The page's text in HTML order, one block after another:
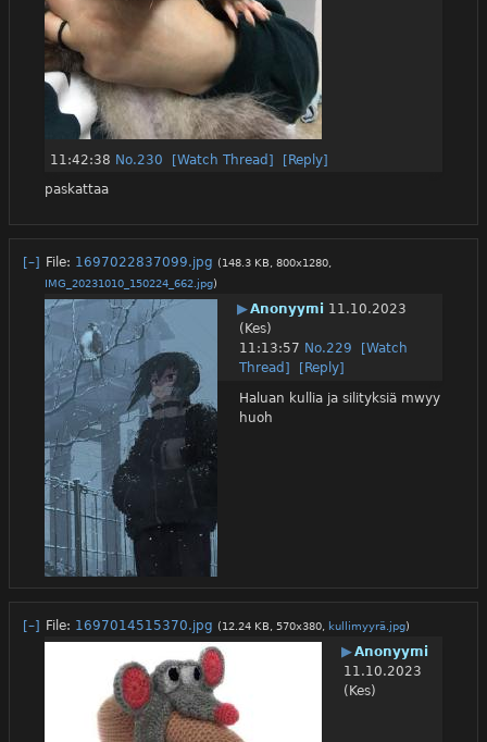
11:42:38 No.230 [Watch Thread]
[Reply]
paskattaa
[–] File: 1697022837099.jpg (148.3 KB, 800x1280,
IMG_20231010_150224_662.jpg)
▶Anonyymi 11.10.2023
(Kes)
11:13:57 No.229
[Watch
Thread]
[Reply]
Haluan kullia ja silityksiä mwyy
huoh
[–] File: 1697014515370.jpg (12.24 KB, 570x380, kullimyyrä.jpg)
▶Anonyymi
11.10.2023
(Kes)